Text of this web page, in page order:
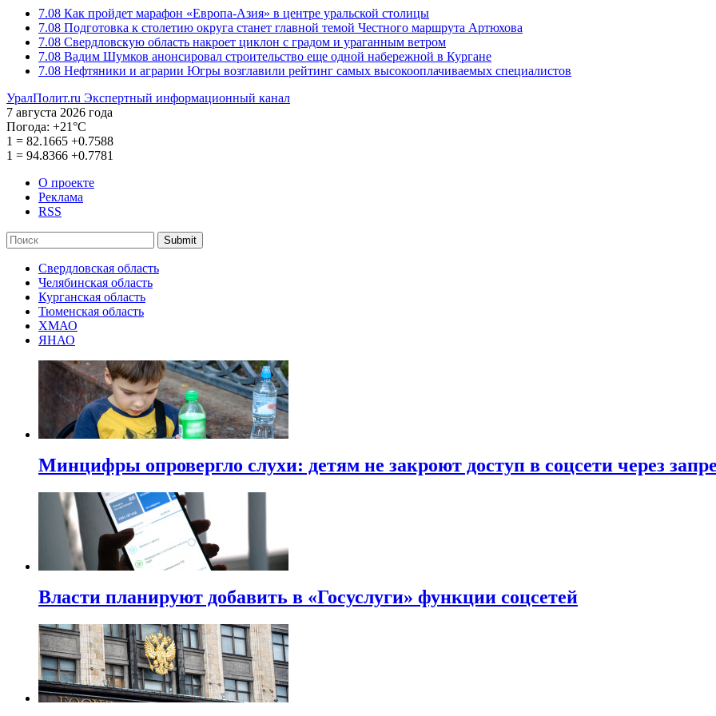
7.08 Как пройдет марафон «Европа-Азия» в центре уральской столицы
7.08 Подготовка к столетию округа станет главной темой Честного маршрута Артюхова
7.08 Свердловскую область накроет циклон с градом и ураганным ветром
7.08 Вадим Шумков анонсировал строительство еще одной набережной в Кургане
7.08 Нефтяники и аграрии Югры возглавили рейтинг самых высокооплачиваемых специалистов
УралПолит.ru Экспертный информационный канал
7 августа 2026 года
Погода: +21°С
1 = 82.1665 +0.7588
1 = 94.8366 +0.7781
О проекте
Реклама
RSS
Submit
Свердловская область
Челябинская область
Курганская область
Тюменская область
ХМАО
ЯНАО
Минцифры опровергло слухи: детям не закроют доступ в соцсети через
Власти планируют добавить в «Госуслуги» функции соцсетей